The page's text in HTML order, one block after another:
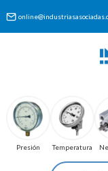
contenido
Presión Temperatura